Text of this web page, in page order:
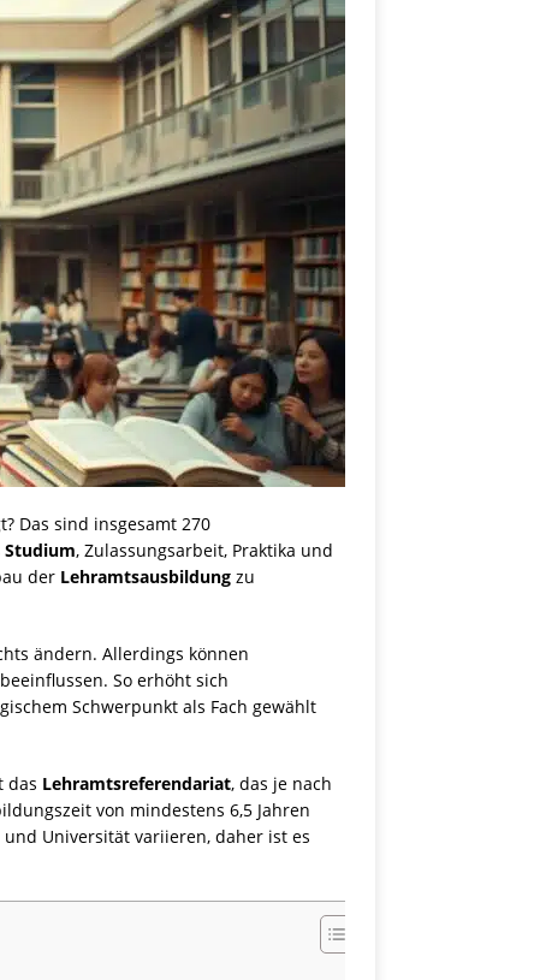
Das sind insgesamt 270
Studium, Zulassungsarbeit, Praktika und
der Lehramtsausbildung zu
ändern. Allerdings können
So erhöht sich
Schwerpunkt als Fach gewählt
das Lehramtsreferendariat, das je nach
von mindestens 6,5 Jahren
Universität variieren, daher ist es